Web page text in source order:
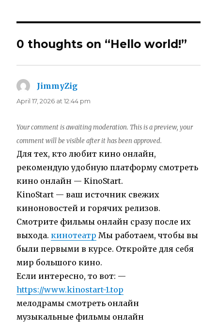
0 thoughts on “Hello world!”
JimmyZig
April 17, 2026 at 12:44 pm
Your comment is awaiting moderation. This is a preview, your
comment will be visible after it has been approved.
Для тех, кто любит кино онлайн,
рекомендую удобную платформу смотреть
кино онлайн — KinoStart.
KinoStart — ваш источник свежих
киноновостей и горячих релизов.
Смотрите фильмы онлайн сразу после их
выхода.кинотеатр Мы работаем, чтобы вы
были первыми в курсе. Откройте для себя
мир большого кино.
Если интересно, то вот: —
https://www.kinostart-1.top
мелодрамы смотреть онлайн
музыкальные фильмы онлайн